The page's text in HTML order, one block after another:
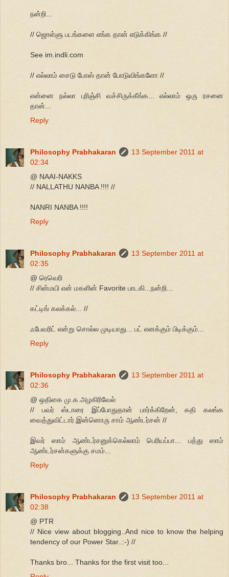
நன்றி...
// ஜொள்ளு படங்களை எங்க தான் எடுக்கிங்க //
See im.indli.com
// எல்லாம் சைடு போஸ் தான் போடுவிங்களோ //
என்னை நல்லா புரிஞ்சி வச்சிருக்கீங்க... எல்லாம் ஒரு ரசனை
தான்...
Reply
Philosophy Prabhakaran
13 September 2011 at
02:34
@ NAAI-NAKKS
// NALLATHU NANBA !!!! //
NANRI NANBA !!!!
Reply
Philosophy Prabhakaran
13 September 2011 at
02:35
@ ரெவெரி
// சின்மயி என் மகளின் Favorite பாடகி...நன்றி...
கட்டிங் கலக்கல்... //
ஃபேவரிட் என்று சொல்ல முடியாது... பட் எனக்கும் பிடிக்கும்...
Reply
Philosophy Prabhakaran
13 September 2011 at
02:36
@ ஒதிகை மு.க.அழகிரிவேல்
// பவர் ஸ்டாரை இப்போதுதான் பார்க்கிறேன், கதி கலங்க
வைத்துவிட்டார்.இன்னொரு சாம் ஆண்டர்சன் //
இவர் ஸாம் ஆண்டர்சனுக்கெல்லாம் பெரியப்பா... பத்து ஸாம்
ஆண்டர்சன்களுக்கு சமம்...
Reply
Philosophy Prabhakaran
13 September 2011 at
02:38
@ PTR
// Nice view about blogging..And nice to know the helping
tendency of our Power Star..:-) //
Thanks bro... Thanks for the first visit too...